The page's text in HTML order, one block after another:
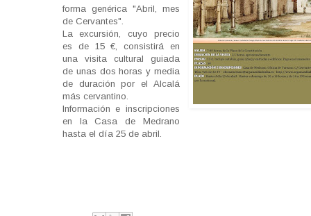
forma genérica "Abril, mes
de Cervantes".
La excursión, cuyo precio
es de 15 €, consistirá en
una visita cultural guiada
de unas dos horas y media
de duración por el Alcalá
más cervantino.
Información e inscripciones
en la Casa de Medrano
hasta el día 25 de abril.